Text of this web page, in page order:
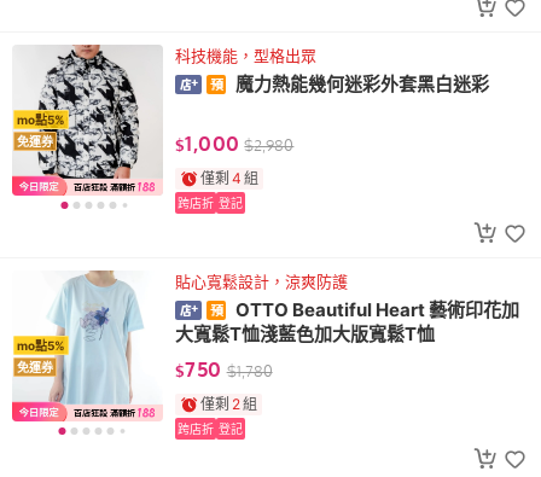
mo點5%
免運券
科技機能，型格出眾
魔力熱能幾何迷彩外套黑白迷彩
$1,000 $2,980
僅剩 4 組
跨店折 登記
mo點5%
免運券
貼心寬鬆設計，涼爽防護
OTTO Beautiful Heart 藝術印花加
大寬鬆T恤淺藍色加大版寬鬆T恤
$750 $1,780
僅剩 2組
跨店折 登記